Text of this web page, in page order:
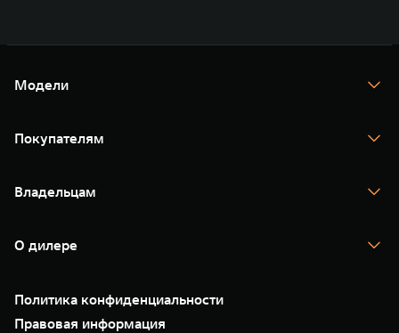
Модели
TANK 400
TANK 500
Покупателям
Тест-драйв
TANK Финансы
Корпоративным клиентам
Зарядные станции
Владельцам
Помощь на дороге
Новые цифровые сервисы TANK
Сервис
Нулевое ТО
Моторные масла
О дилере
35 лет GWM
GWM ТЕХ ДЕНЬ
Новости
Политика конфиденциальности
Правовая информация